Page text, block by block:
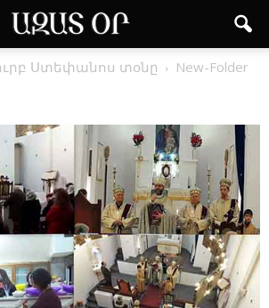
Ս­տե­փա­նոս ­տօ­նը New-Folder